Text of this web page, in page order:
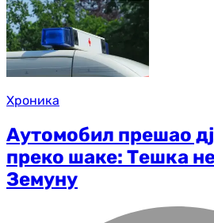
Хроника
Аутомобил прешао
преко шаке: Тешка
Земуну